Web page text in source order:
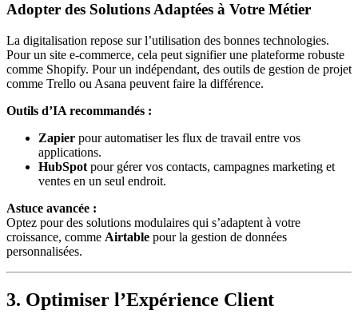
Adopter des Solutions Adaptées à Votre Métier
La digitalisation repose sur l’utilisation des bonnes technologies.
Pour un site e-commerce, cela peut signifier une plateforme robuste
comme Shopify. Pour un indépendant, des outils de gestion de projet
comme Trello ou Asana peuvent faire la différence.
Outils d’IA recommandés :
Zapier pour automatiser les flux de travail entre vos
applications.
HubSpot pour gérer vos contacts, campagnes marketing et
ventes en un seul endroit.
Astuce avancée :
Optez pour des solutions modulaires qui s’adaptent à votre
croissance, comme Airtable pour la gestion de données
personnalisées.
3. Optimiser l’Expérience Client